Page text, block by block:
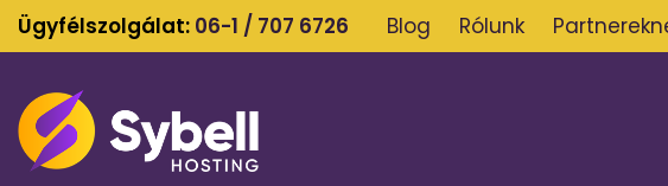
Ügyfélszolgálat: 06-1 / 707 6726 Blog Rólunk